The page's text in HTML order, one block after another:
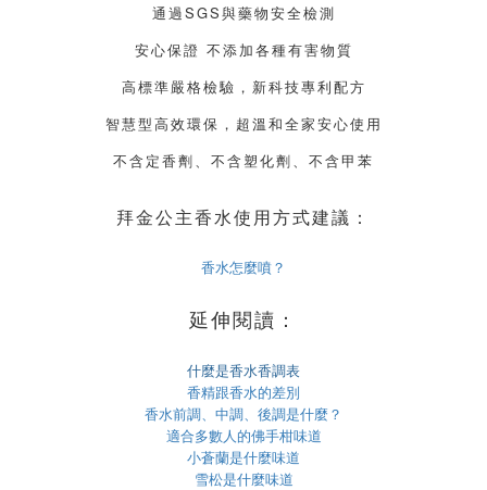
通過SGS與藥物安全檢測
安心保證 不添加各種有害物質
高標準嚴格檢驗，新科技專利配方
智慧型高效環保，超溫和全家安心使用
不含定香劑、不含塑化劑、不含甲苯
拜金公主香水使用方式建議：
香水怎麼噴？
延伸閱讀：
什麼是香水香調表
香精跟香水的差別
香水前調、中調、後調是什麼？
適合多數人的佛手柑味道
小蒼蘭是什麼味道
雪松是什麼味道